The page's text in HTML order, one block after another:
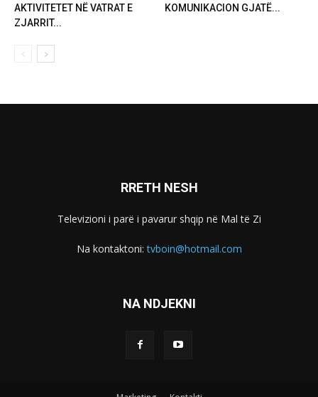
AKTIVITETET NË VATRAT E
ZJARRIT...
KOMUNIKACION GJATË...
RRETH NESH
Televizioni i parë i pavarur shqip në Mal të Zi
Na kontaktoni:tvboin@hotmail.com
NA NDJEKNI